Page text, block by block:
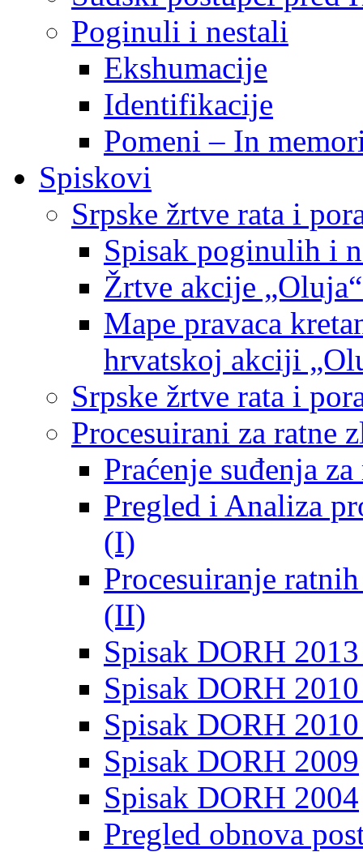
Poginuli i nestali
Ekshumacije
Identifikacije
Pomeni – In
Spiskovi
Srpske žrtve rata i
Spisak poginulih i
Žrtve akcije
Mape pravaca
hrvatskoj akciji
Srpske žrtve rata i
Procesuirani za ratne
Praćenje suđenja
Pregled i Analiza
(I)
Procesuiranje
(II)
Spisak DORH
Spisak DORH
Spisak DORH
Spisak DORH 2009
Spisak DORH 2004
Pregled obnova